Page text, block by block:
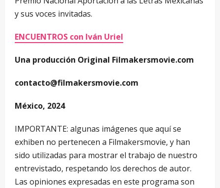
y sus voces invitadas.
ENCUENTROS con Iván Uriel
Una producción Original Filmakersmovie.com
contacto@filmakersmovie.com
México, 2024
IMPORTANTE: algunas imágenes que aquí se
exhiben no pertenecen a Filmakersmovie, y han
sido utilizadas para mostrar el trabajo de nuestro
entrevistado, respetando los derechos de autor.
Las opiniones expresadas en este programa son